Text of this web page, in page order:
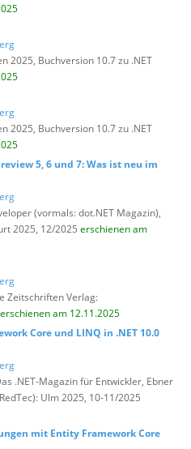
2025, Buchversion 10.7 zu .NET
2025, Buchversion 10.7 zu .NET
5, 6 und 7: Was ist neu im
(vormals: dot.NET Magazin),
2025, 12/2025 erschienen am
Zeitschriften Verlag:
erschienen am 12.11.2025
Core und LINQ in .NET 10.0
.NET-Magazin für Entwickler, Ebner
Ulm 2025, 10-11/2025
mit Entity Framework Core